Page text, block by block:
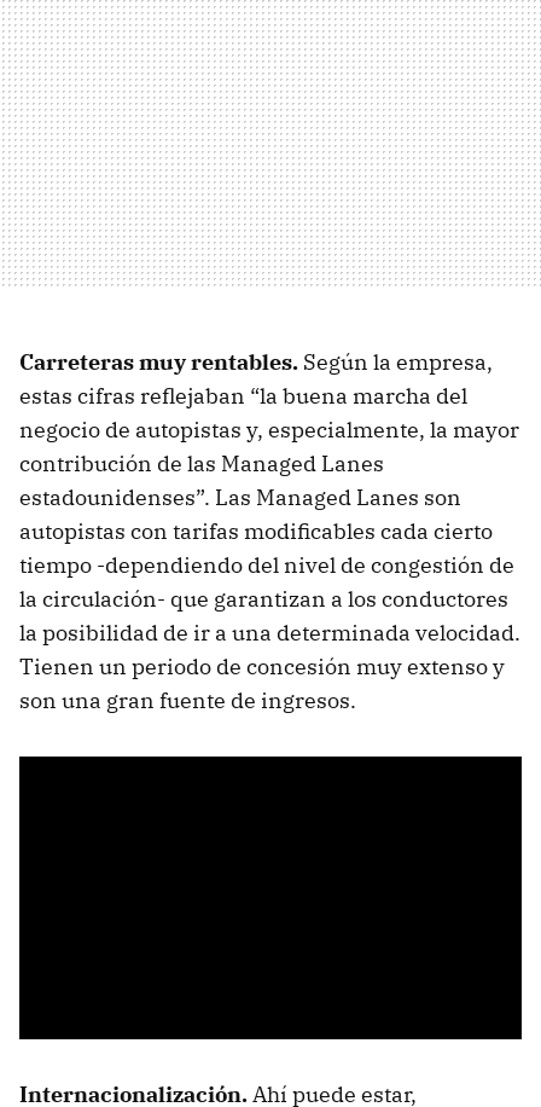
Carreteras muy rentables. Según la empresa,
estas cifras reflejaban “la buena marcha del
negocio de autopistas y, especialmente, la mayor
contribución de las Managed Lanes
estadounidenses”. Las Managed Lanes son
autopistas con tarifas modificables cada cierto
tiempo -dependiendo del nivel de congestión de
la circulación- que garantizan a los conductores
la posibilidad de ir a una determinada velocidad.
Tienen un periodo de concesión muy extenso y
son una gran fuente de ingresos.
Internacionalización.Ahí puede estar,